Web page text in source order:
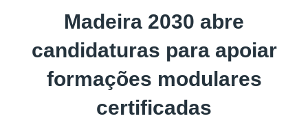
Madeira 2030 abre
candidaturas para apoiar
formações modulares
certificadas